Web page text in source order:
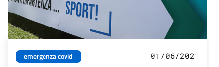
emergenza covid
01/06/2021